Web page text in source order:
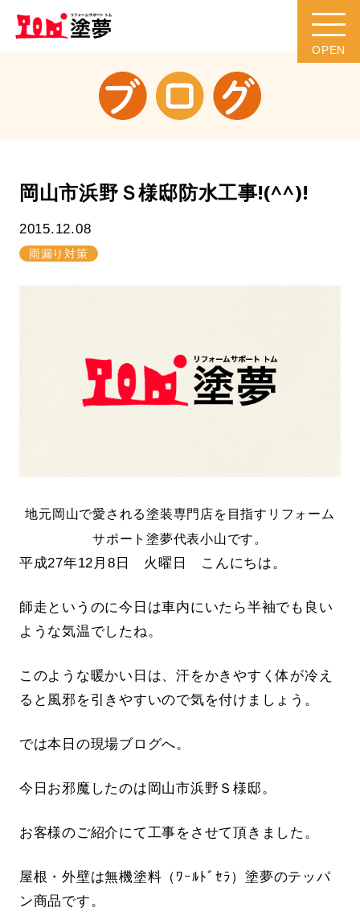
岡山市浜野Ｓ様邸防水工事!(^^)!
2015.12.08
雨漏り対策
地元岡山で愛される塗装専門店を目指すリフォーム
サポート塗夢代表小山です。
平成27年12月8日 火曜日 こんにちは。
師走というのに今日は車内にいたら半袖でも良い
ような気温でしたね。
このような暖かい日は、汗をかきやすく体が冷え
ると風邪を引きやすいので気を付けましょう。
では本日の現場ブログへ。
今日お邪魔したのは岡山市浜野Ｓ様邸。
お客様のご紹介にて工事をさせて頂きました。
屋根・外壁は無機塗料（ﾜｰﾙﾄﾞｾﾗ）塗夢のテッパ
ン商品です。